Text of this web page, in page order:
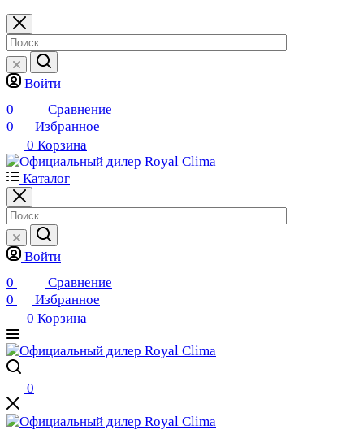
Войти
0
Сравнение
0
Избранное
0 Корзина
Каталог
Войти
0
Сравнение
0
Избранное
0 Корзина
0